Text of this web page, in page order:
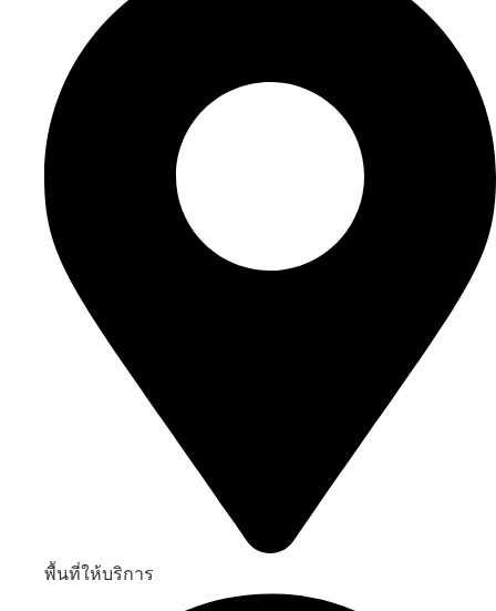
พื้นที่ให้บริการ